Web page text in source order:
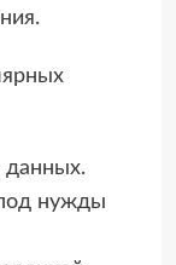
данных.
нужды